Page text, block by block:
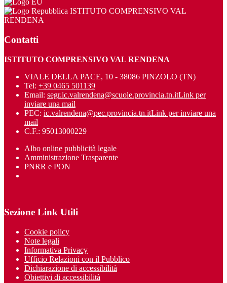
ISTITUTO COMPRENSIVO VAL
RENDENA
Contatti
ISTITUTO COMPRENSIVO VAL RENDENA
VIALE DELLA PACE, 10 - 38086 PINZOLO (TN)
Tel: +39 0465 501139
Email: segr.ic.valrendena@scuole.provincia.tn.itLink per
inviare una mail
PEC: ic.valrendena@pec.provincia.tn.itLink per inviare una
mail
C.F.: 95013000229
Albo online pubblicità legale
Amministrazione Trasparente
PNRR e PON
Sezione Link Utili
Cookie policy
Note legali
Informativa Privacy
Ufficio Relazioni con il Pubblico
Dichiarazione di accessibilità
Obiettivi di accessibilità